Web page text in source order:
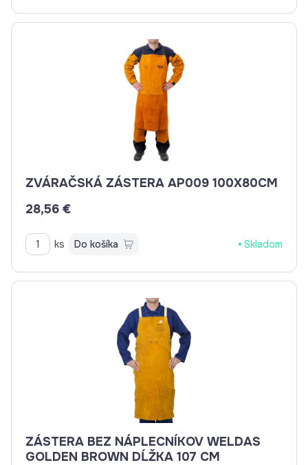
ZVÁRAČSKÁ ZÁSTERA AP009 100X80CM
28,56 €
ks Do košíka Skladom
ZÁSTERA BEZ NÁPLECNÍKOV WELDAS
GOLDEN BROWN DĹŽKA 107 CM